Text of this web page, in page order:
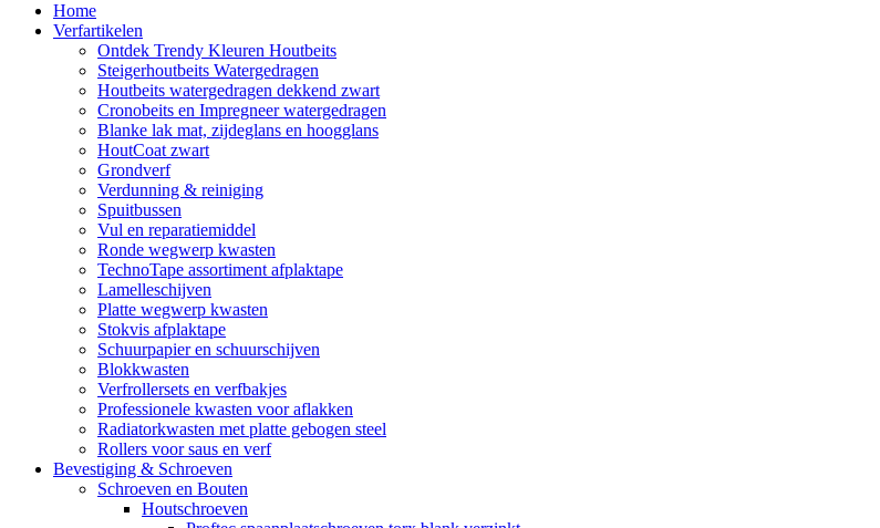
Home
Verfartikelen
Ontdek Trendy Kleuren Houtbeits
Steigerhoutbeits Watergedragen
Houtbeits watergedragen dekkend zwart
Cronobeits en Impregneer watergedragen
Blanke lak mat, zijdeglans en hoogglans
HoutCoat zwart
Grondverf
Verdunning & reiniging
Spuitbussen
Vul en reparatiemiddel
Ronde wegwerp kwasten
TechnoTape assortiment afplaktape
Lamelleschijven
Platte wegwerp kwasten
Stokvis afplaktape
Schuurpapier en schuurschijven
Blokkwasten
Verfrollersets en verfbakjes
Professionele kwasten voor aflakken
Radiatorkwasten met platte gebogen steel
Rollers voor saus en verf
Bevestiging & Schroeven
Schroeven en Bouten
Houtschroeven